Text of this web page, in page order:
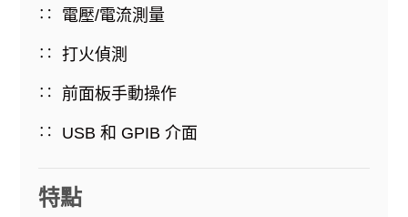
電壓/電流測量
打火偵測
前面板手動操作
USB 和 GPIB 介面
特點